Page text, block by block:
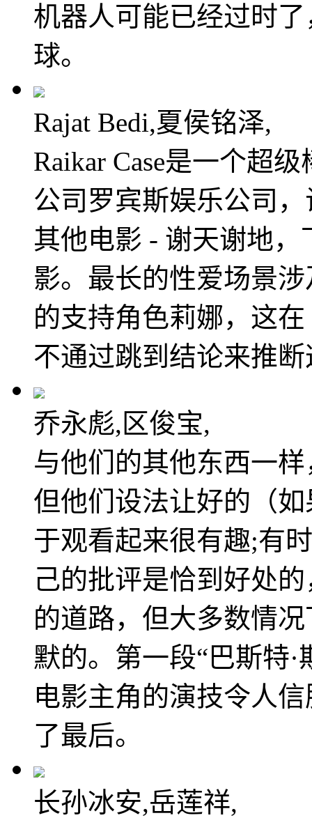
机器人可能已经过时
球。
Rajat Bedi,夏侯铭泽,
Raikar Case是一个超
公司罗宾斯娱乐公司
其他电影 - 谢天谢地
影。最长的性爱场景
的支持角色莉娜，这
不通过跳到结论来推
乔永彪,区俊宝,
与他们的其他东西一
但他们设法让好的（
于观看起来很有趣;有
己的批评是恰到好处
的道路，但大多数情
默的。第一段“巴斯特
电影主角的演技令人
了最后。
长孙冰安,岳莲祥,